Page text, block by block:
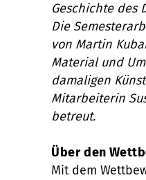
Geschichte des
Die
von Martin
Material und
damaligen
Mitarbeiterin
betreut.
Über den
Mit dem